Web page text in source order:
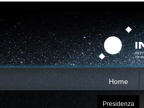
contenuti.
Salta
alla
navigazione
Home
Presidenza